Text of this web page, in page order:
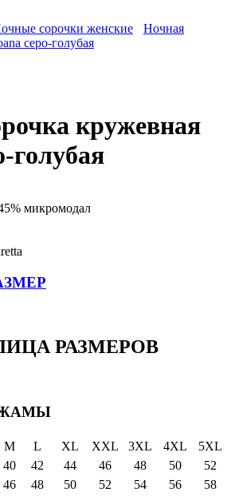
сорочки женские
Ночная
серо-голубая
кружевная
голубая
микромодал
РАЗМЕРОВ
M L XL XXL 3XL 4XL
5XL
40 42 44 46 48 50
52
46 48 50 52 54 56 58